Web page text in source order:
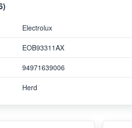
Electrolux
EOB93311AX
94971639006
Herd